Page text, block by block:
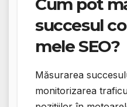
Cum pot
succesul
mele SEO?
Măsurarea
monitorizarea